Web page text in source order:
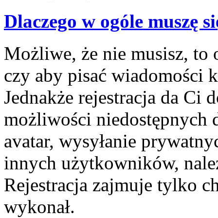
Dlaczego w ogóle muszę
Możliwe, że nie musisz, to
czy aby pisać wiadomości
Jednakże rejestracja da Ci
możliwości niedostępnych
avatar, wysyłanie
innych użytkowników,
Rejestracja zajmuje tylko
wykonał.